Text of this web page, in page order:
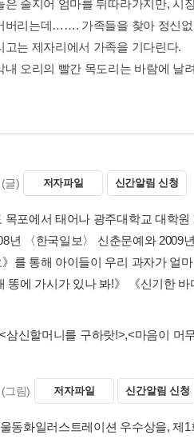
은 줄지어 엄마를 뒤따라가지만, 시
버리는데……. 가족들을 찾아 정신없
고는 제자리에서 가족을 기다린다.
내 오리의 빨간 목도리는 바람에 날
(글) 저자파일 신간알림 신청
목포에서 태어나 광주대학교 대학
년 〈한국일보〉 신춘문예와 2009
를 통해 아이들이 우리 과자가 얼
똥에 가시가 있나 봐!》 《신기한
<삼신할머니를 구하랏!>,<마음이 머
(그림) 저자파일 신간알림 신청
동화일러스트레이션 우수상을, 제